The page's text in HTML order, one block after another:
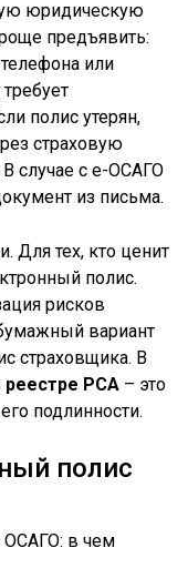
юридическую
предъявить:
или
полис утерян,
страховую
случае с e-ОСАГО
из письма.
Для тех, кто ценит
полис.
рисков
вариант
страховщика. В
реестре РСА – это
подлинности.
полис